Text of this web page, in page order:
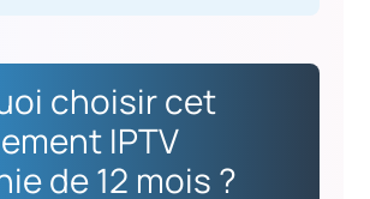
choisir cet
IPTV
de 12 mois ?